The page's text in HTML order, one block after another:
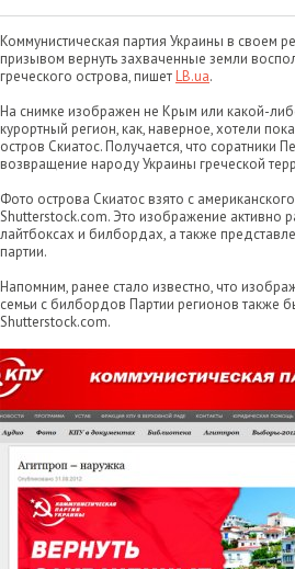
Коммунистическая партия Украины в своем
призывом вернуть захваченные земли
греческого острова, пишетLB.ua.
На снимке изображен не Крым или какой-
курортный регион, как, наверное, хотели
остров Скиатос. Получается, что соратники
возвращение народу Украины греческой
Фото острова Скиатос взято с
Shutterstock.com. Это изображение активно
лайтбоксах и билбордах, а также
партии.
Напомним, ранее стало известно, что
семьи с билбордов Партии регионов также
Shutterstock.com.